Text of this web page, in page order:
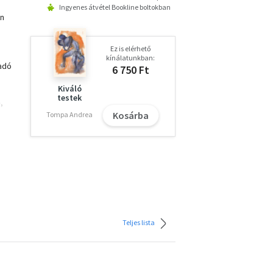
Ingyenes átvétel Bookline boltokban
Kiváló
testek
Tompa Andrea
Ez is elérhető
kínálatunkban:
6 750 Ft
Kosárba
Teljes lista